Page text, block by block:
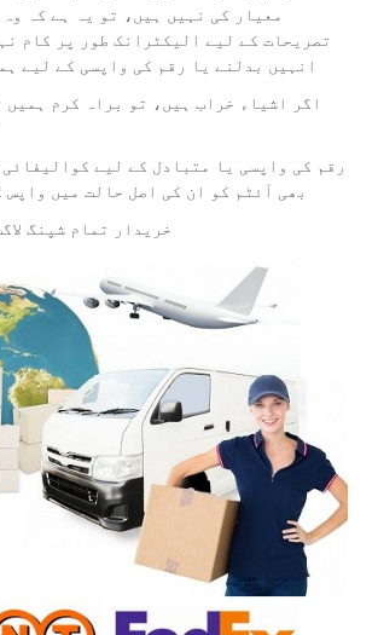
معیار کی نہیں ہیں، تو یہ ہے کہ
تصریحات کے لیے الیکٹرانک طور پر کام
انہیں بدلنے یا رقم کی واپسی کے لیے
رقم کی واپسی یا متبادل کے لیے
بھی آئٹم کو ان کی اصل حالت میں واپس
خریدار تمام شپنگ